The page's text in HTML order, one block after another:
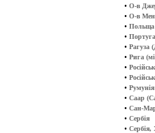
• О-в
• О-в Мен
• Польща
•
• Рагуза
• Рига
•
•
• Румунія
• Саар
• Сан-
• Сербія
• Сербія,